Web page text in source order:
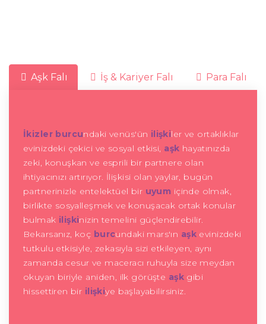
Aşk Falı İş & Kariyer Falı Para Falı
İkizler burcundaki venüs'ün ilişkiler ve ortaklıklar
evinizdeki çekici ve sosyal etkisi, aşk hayatınızda
zeki, konuşkan ve esprili bir partnere olan
ihtiyacınızı artırıyor. İlişkisi olan yaylar, bugün
partnerinizle entelektüel bir uyum içinde olmak,
birlikte sosyalleşmek ve konuşacak ortak konular
bulmak ilişkinizin temelini güçlendirebilir.
Bekarsanız, koç burcundaki mars'ın aşk evinizdeki
tutkulu etkisiyle, zekasıyla sizi etkileyen, aynı
zamanda cesur ve maceracı ruhuyla size meydan
okuyan biriyle aniden, ilk görüşte aşkgibi
hissettiren bir ilişkiye başlayabilirsiniz.